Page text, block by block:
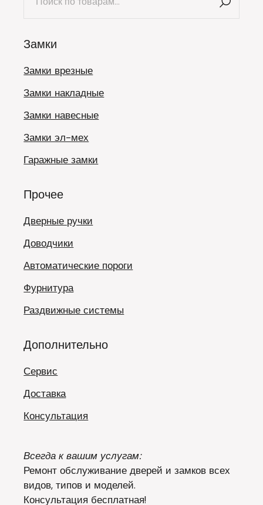
Замки
Замки врезные
Замки накладные
Замки навесные
Замки эл-мех
Гаражные замки
Прочее
Дверные ручки
Доводчики
Автоматические пороги
Фурнитура
Раздвижные системы
Дополнительно
Сервис
Доставка
Консультация
Всегда к вашим услугам:
Ремонт обслуживание дверей и замков всех
видов, типов и моделей.
Консультация бесплатная!